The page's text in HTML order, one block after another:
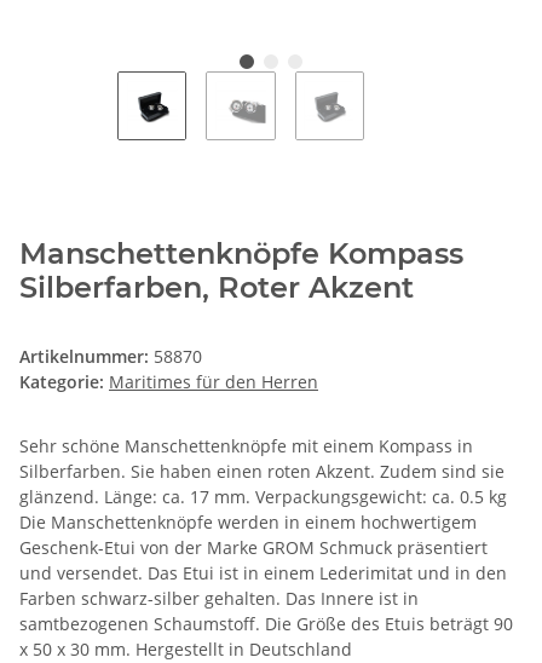
Manschettenknöpfe Kompass
Silberfarben, Roter Akzent
Artikelnummer: 58870
Kategorie: Maritimes für den Herren
Sehr schöne Manschettenknöpfe mit einem Kompass in
Silberfarben. Sie haben einen roten Akzent. Zudem sind sie
glänzend. Länge: ca. 17 mm. Verpackungsgewicht: ca. 0.5 kg
Die Manschettenknöpfe werden in einem hochwertigem
Geschenk-Etui von der Marke GROM Schmuck präsentiert
und versendet. Das Etui ist in einem Lederimitat und in den
Farben schwarz-silber gehalten. Das Innere ist in
samtbezogenen Schaumstoff. Die Größe des Etuis beträgt 90
x 50 x 30 mm. Hergestellt in Deutschland